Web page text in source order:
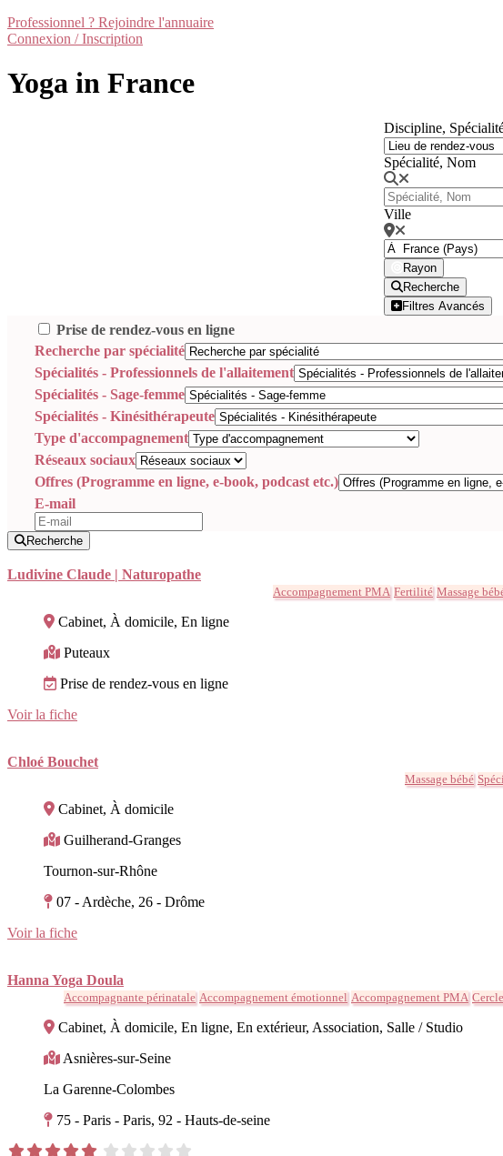
Professionnel ? Rejoindre l'annuaire
Connexion / Inscription
Yoga in France
Discipline,
Spécialité, Nom
Ville
Rayon
Recherche
Filtres Avancés
Prise de rendez-vous en ligne
Recherche par spécialité
Spécialités - Professionnels de l'allaitement
Spécialités - Sage-femme
Spécialités - Kinésithérapeute
Type d'accompagnement
Réseaux sociaux
Offres (Programme en ligne, e-book, podcast etc.)
E-mail
Recherche
Ludivine Claude | Naturopathe
Accompagnement PMA Fertilité Massage
Cabinet, À domicile, En ligne
Puteaux
Prise de rendez-vous en ligne
Voir la fiche
Chloé Bouchet
Massage bébé
Cabinet, À domicile
Guilherand-Granges
Tournon-sur-Rhône
07 - Ardèche, 26 - Drôme
Voir la fiche
Hanna Yoga Doula
Accompagnante périnatale Accompagnement émotionnel Accompagnement PMA
Cabinet, À domicile, En ligne, En extérieur, Association, Salle / Studio
Asnières-sur-Seine
La Garenne-Colombes
75 - Paris - Paris, 92 - Hauts-de-seine